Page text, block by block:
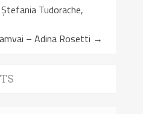
Tudorache,
– Adina Rosetti →